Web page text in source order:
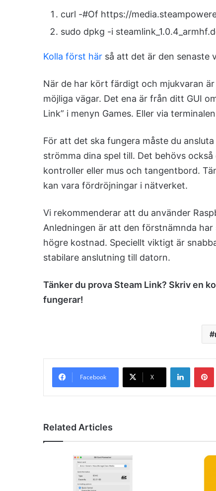
curl -#Of https://
sudo dpkg -i
Kolla först här så att det är den senaste
När de har kört färdigt och mjukvaran
möjliga vägar. Det ena är från ditt GUI
Link” i menyn Games. Eller via
För att det ska fungera måste du
strömma dina spel till. Det behövs
kontroller eller mus och tangentbord.
kan vara fördröjningar i nätverket.
Vi rekommenderar att du använder
Anledningen är att den förstnämnda
högre kostnad. Speciellt viktigt är
stabilare anslutning till datorn.
Tänker du prova Steam Link? Skriv en
fungerar!
Facebook X
Related Articles